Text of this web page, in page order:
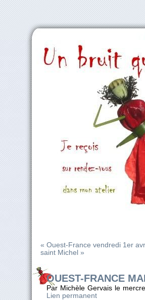
« Ouest-France vendredi 1er
saint Michel »
OUEST-FRANCE
Par Michèle Gervais le
Lien permanent